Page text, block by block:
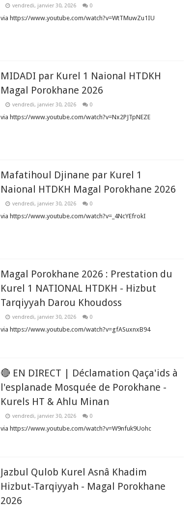
vendredi, janvier 30, 2026 0
via https://www.youtube.com/watch?v=WtTMuwZu1IU
MIDADI par Kurel 1 Naional HTDKH
Magal Porokhane 2026
vendredi, janvier 30, 2026 0
via https://www.youtube.com/watch?v=Nx2PJTpNEZE
Mafatihoul Djinane par Kurel 1
Naional HTDKH Magal Porokhane 2026
vendredi, janvier 30, 2026 0
via https://www.youtube.com/watch?v=_4NcYEfrokI
Magal Porokhane 2026 : Prestation du
Kurel 1 NATIONAL HTDKH - Hizbut
Tarqiyyah Darou Khoudoss
vendredi, janvier 30, 2026 0
via https://www.youtube.com/watch?v=gfASuxnxB94
🔴 EN DIRECT | Déclamation Qaça'ids à
l'esplanade Mosquée de Porokhane -
Kurels HT & Ahlu Minan
vendredi, janvier 30, 2026 0
via https://www.youtube.com/watch?v=W9nfuk9Uohc
Jazbul Qulob Kurel Asnâ Khadim
Hizbut-Tarqiyyah - Magal Porokhane
2026